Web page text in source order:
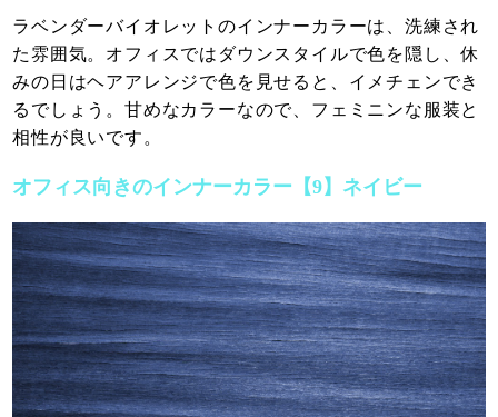
ラベンダーバイオレットのインナーカラーは、洗練され
た雰囲気。オフィスではダウンスタイルで色を隠し、休
みの日はヘアアレンジで色を見せると、イメチェンでき
るでしょう。甘めなカラーなので、フェミニンな服装と
相性が良いです。
オフィス向きのインナーカラー【9】ネイビー